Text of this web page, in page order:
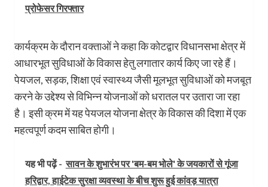
प्रोफेसर गिरफ्तार
कार्यक्रम के दौरान वक्ताओं ने कहा कि कोटद्वार विधानसभा क्षेत्र में
आधारभूत सुविधाओं के विकास हेतु लगातार कार्य किए जा रहे हैं।
पेयजल, सड़क, शिक्षा एवं स्वास्थ्य जैसी मूलभूत सुविधाओं को मजबूत
करने के उद्देश्य से विभिन्न योजनाओं को धरातल पर उतारा जा रहा
है। इसी क्रम में यह पेयजल योजना क्षेत्र के विकास की दिशा में एक
महत्वपूर्ण कदम साबित होगी।
यह भी पढ़ें - सावन के शुभारंभ पर 'बम-बम भोले' के जयकारों से गूंजा
हरिद्वार, हाईटेक सुरक्षा व्यवस्था के बीच शुरू हुई कांवड़ यात्रा